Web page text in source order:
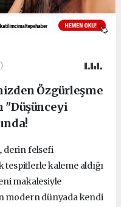
Özgürleşme
"Düşünceyi
, derin felsefi
kaleme aldığı
makalesiyle
modern dünyada kendi